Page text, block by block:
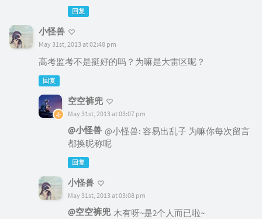
回复
小怪兽
May 31st, 2013 at 02:48 pm
高考监考不是挺好的吗？为嘛是大雷区呢？
回复
空空裤兜
May 31st, 2013 at 03:07 pm
@小怪兽 @小怪兽: 容易出乱子 为嘛你每次留言
都换昵称呢
回复
小怪兽
May 31st, 2013 at 03:08 pm
@空空裤兜 木有呀~是2个人而已啦~